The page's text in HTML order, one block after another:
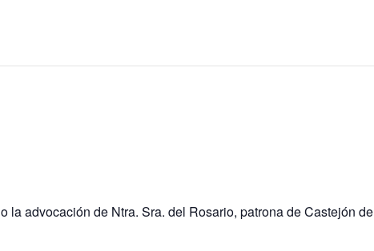
la advocación de Ntra. Sra. del Rosario, patrona de Castejón de